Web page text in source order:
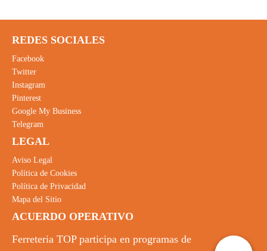
REDES SOCIALES
Facebook
Twitter
Instagram
Pinterest
Google My Business
Telegram
LEGAL
Aviso Legal
Política de Cookies
Política de Privacidad
Mapa del Sitio
ACUERDO OPERATIVO
Ferreteria TOP participa en programas de